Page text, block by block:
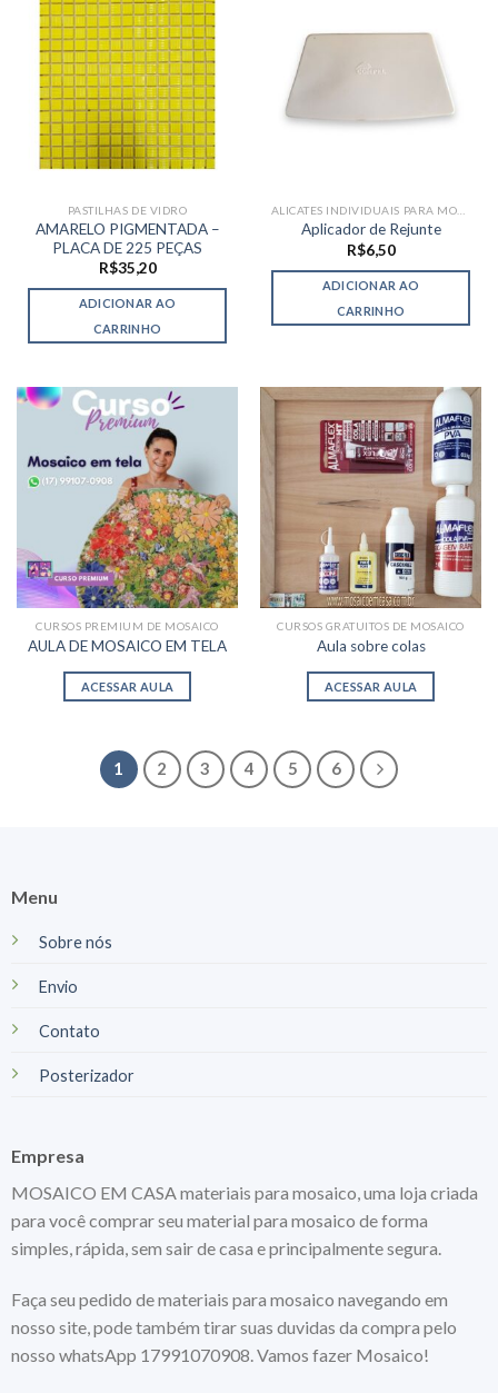
PASTILHAS DE VIDRO
AMARELO PIGMENTADA –
PLACA DE 225 PEÇAS
R$35,20
ADICIONAR AO
CARRINHO
Aplicador de Rejunte
R$6,50
ADICIONAR AO
CARRINHO
CURSOS PREMIUM DE MOSAICO
AULA DE MOSAICO EM TELA
ACESSAR AULA
CURSOS GRATUITOS DE MOSAICO
Aula sobre colas
ACESSAR AULA
1 2 3 4 5 6
Menu
Sobre nós
Envio
Contato
Posterizador
Empresa
MOSAICO EM CASA materiais para mosaico, uma loja criada
para você comprar seu material para mosaico de forma
simples, rápida, sem sair de casa e principalmente segura.
Faça seu pedido de materiais para mosaico navegando em
nosso site, pode também tirar suas duvidas da compra pelo
nosso whatsApp 17991070908. Vamos fazer Mosaico!